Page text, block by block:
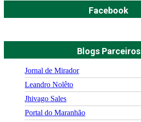
Facebook
Blogs Parceiros
Jornal de Mirador
Leandro Nolêto
Jhivago Sales
Portal do Maranhão